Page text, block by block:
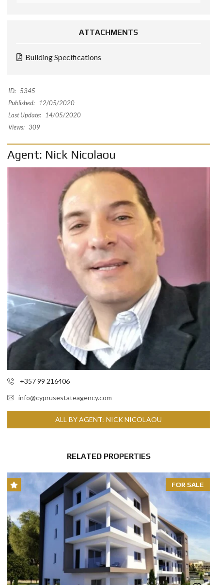
ATTACHMENTS
Building Specifications
ID: 5345
Published:
12/05/2020
Last Update:
14/05/2020
Views: 309
Agent: Nick Nicolaou
+357 99 216406
info@cyprusestateagency.com
ALL BY AGENT: NICK NICOLAOU
RELATED PROPERTIES
FOR SALE